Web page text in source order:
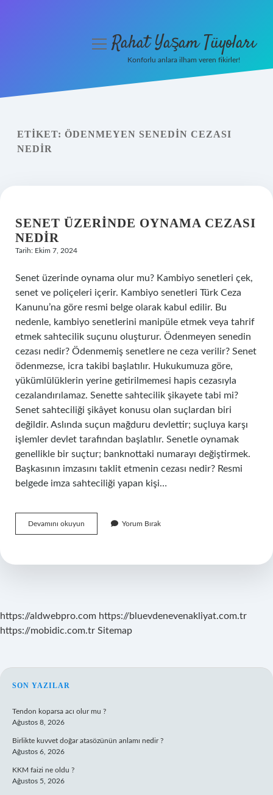
Yasal Uyarı
menüyüRahat Yaşam Tüyoları
Konforlu anlara ilham veren fikirler!
ETIKET: ÖDENMEYEN SENEDIN CEZASI
NEDIR
SENET ÜZERINDE OYNAMA CEZASI
NEDIR
Tarih: Ekim 7, 2024
Senet üzerinde oynama olur mu? Kambiyo senetleri çek,
senet ve poliçeleri içerir. Kambiyo senetleri Türk Ceza
Kanunu’na göre resmi belge olarak kabul edilir. Bu
nedenle, kambiyo senetlerini manipüle etmek veya tahrif
etmek sahtecilik suçunu oluşturur. Ödenmeyen senedin
cezası nedir? Ödenmemiş senetlere ne ceza verilir? Senet
ödenmezse, icra takibi başlatılır. Hukukumuza göre,
yükümlülüklerin yerine getirilmemesi hapis cezasıyla
cezalandırılamaz. Senette sahtecilik şikayete tabi mi?
Senet sahteciliği şikâyet konusu olan suçlardan biri
değildir. Aslında suçun mağduru devlettir; suçluya karşı
işlemler devlet tarafından başlatılır. Senetle oynamak
genellikle bir suçtur; banknottaki numarayı değiştirmek.
Başkasının imzasını taklit etmenin cezası nedir? Resmi
belgede imza sahteciliği yapan kişi…
Devamını okuyun
Üzerinde
Nedir
Yorum Bırak
https://aldwebpro.com https://bluevdenevenakliyat.com.tr
https://mobidic.com.tr Sitemap
SIDEBAR
SON YAZILAR
Tendon koparsa acı olur mu ?
Ağustos 8, 2026
Birlikte kuvvet doğar atasözünün anlamı nedir ?
Ağustos 6, 2026
KKM faizi ne oldu ?
Ağustos 5, 2026